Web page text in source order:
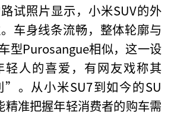
试照片显示，小米SUV的外
车身线条流畅，整体轮廓与
型Purosangue相似，这一设
轻人的喜爱，有网友戏称其
。从小米SU7到如今的SU
精准把握年轻消费者的购车需